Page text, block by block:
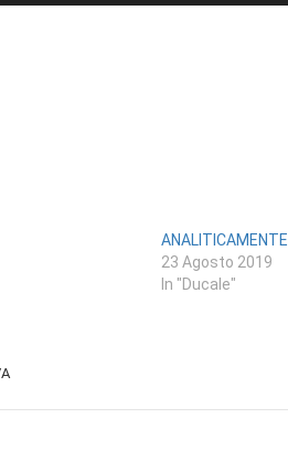
ANALITICAMENTE
23 Agosto 2019
In "Ducale"